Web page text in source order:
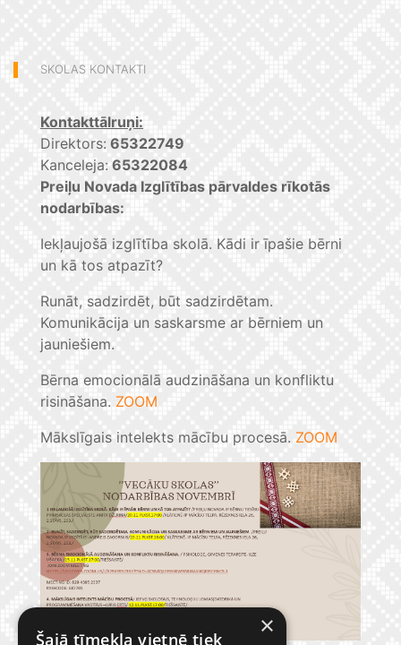
SKOLAS KONTAKTI
Kontakttālruņi:
Direktors: 65322749
Kanceleja: 65322084
Preiļu Novada Izglītības pārvaldes rīkotās
nodarbības:
Iekļaujošā izglītība skolā. Kādi ir īpašie bērni
un kā tos atpazīt?
Runāt, sadzirdēt, būt sadzirdētam.
Komunikācija un saskarsme ar bērniem un
jauniešiem.
Bērna emocionālā audzināšana un konfliktu
risināšana. ZOOM
Mākslīgais intelekts mācību procesā. ZOOM
×
Šajā tīmekļa vietnē tiek